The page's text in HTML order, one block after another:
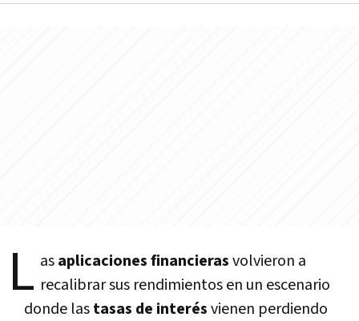
L asaplicaciones financierasvolvieron a
recalibrar sus rendimientos en un escenario
donde lastasas de interésvienen perdiendo